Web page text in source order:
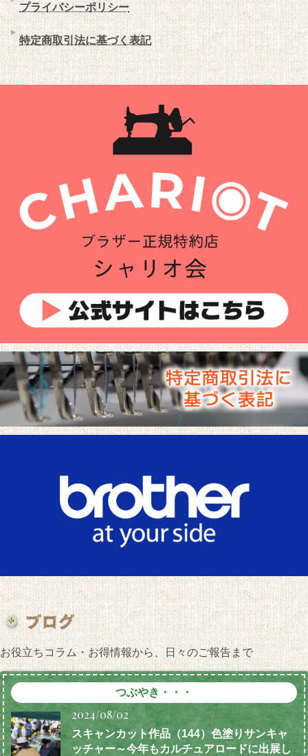
プライバシーポリシー
特定商取引法に基づく表記
お役立ちコラム・お得情報から、日々のご報告まで
つぶやき・・・
2024/08/02
スキャンカット作品（144）色塗りサンキャ
ッチャー～今年もカルチュアロードに出展し